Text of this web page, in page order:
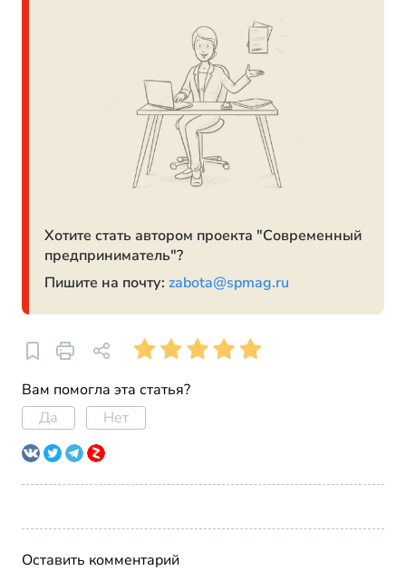
Хотите стать автором проекта "Современный
предприниматель"?
Пишите на почту: zabota@spmag.ru
Вам помогла эта статья?
Да
Нет
Оставить комментарий